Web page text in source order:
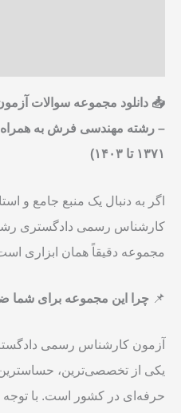
پاسخنامه
منتخب
📥 دانلود مجموعه سوالات
– رشته مهندسی فرش به
۱۳۷۱ تا ۱۴۰۳)
اگر به دنبال یک منبع جامع و
کارشناس رسمی دادگستری
مجموعه دقیقاً همان ابزاری است
📌 چرا این مجموعه برای
آزمون کارشناس رسمی
یکی از تخصصی‌ترین، حساسترین
حرفه‌ای در کشور است. با توجه